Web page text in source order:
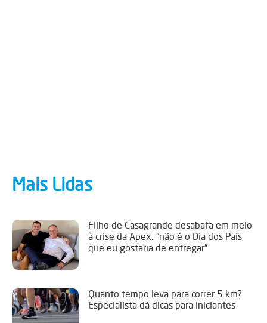
Mais Lidas
Filho de Casagrande desabafa em meio
à crise da Apex: “não é o Dia dos Pais
que eu gostaria de entregar”
Quanto tempo leva para correr 5 km?
Especialista dá dicas para iniciantes